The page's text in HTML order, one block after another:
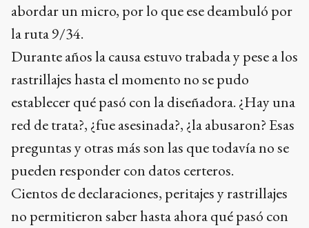
abordar un micro, por lo que ese deambuló por
la ruta 9/34.
Durante años la causa estuvo trabada y pese a los
rastrillajes hasta el momento no se pudo
establecer qué pasó con la diseñadora. ¿Hay una
red de trata?, ¿fue asesinada?, ¿la abusaron? Esas
preguntas y otras más son las que todavía no se
pueden responder con datos certeros.
Cientos de declaraciones, peritajes y rastrillajes
no permitieron saber hasta ahora qué pasó con